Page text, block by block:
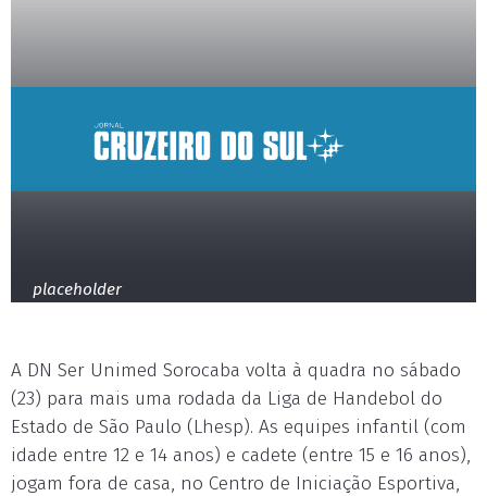
placeholder
A DN Ser Unimed Sorocaba volta à quadra no sábado
(23) para mais uma rodada da Liga de Handebol do
Estado de São Paulo (Lhesp). As equipes infantil (com
idade entre 12 e 14 anos) e cadete (entre 15 e 16 anos),
jogam fora de casa, no Centro de Iniciação Esportiva,